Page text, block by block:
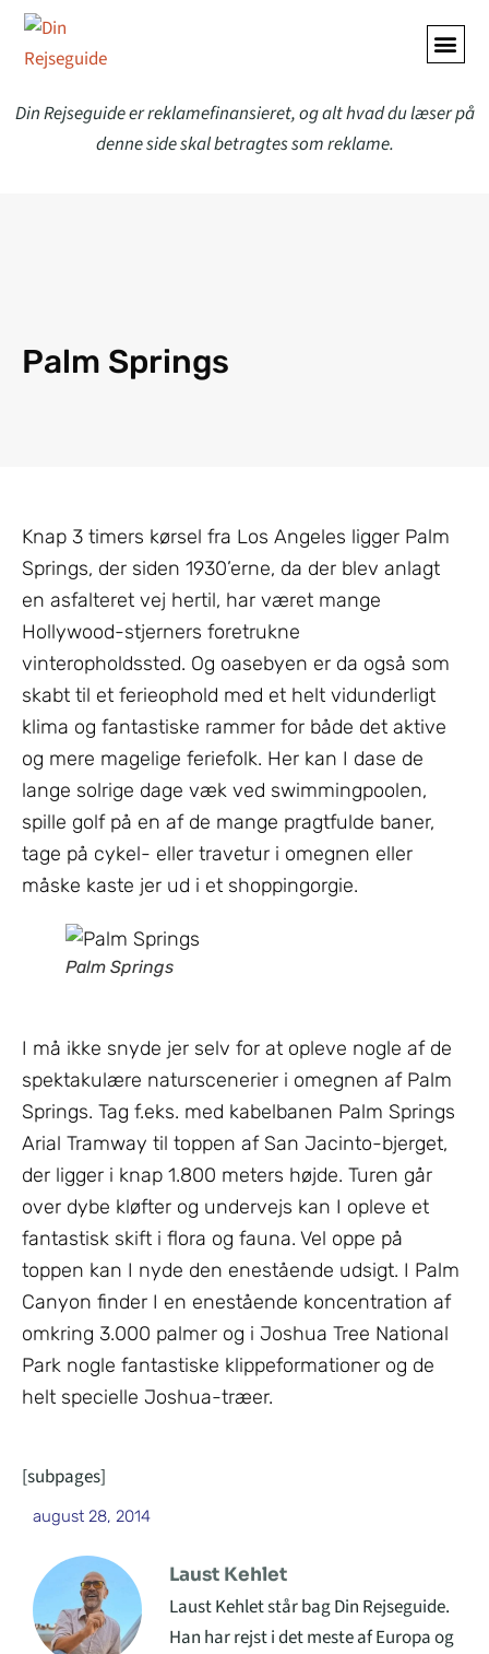
Din Rejseguide er reklamefinansieret, og alt hvad du læser på
denne side skal betragtes som reklame.
Palm Springs
Knap 3 timers kørsel fra Los Angeles ligger Palm
Springs, der siden 1930’erne, da der blev anlagt
en asfalteret vej hertil, har været mange
Hollywood-stjerners foretrukne
vinteropholdssted. Og oasebyen er da også som
skabt til et ferieophold med et helt vidunderligt
klima og fantastiske rammer for både det aktive
og mere magelige feriefolk. Her kan I dase de
lange solrige dage væk ved swimmingpoolen,
spille golf på en af de mange pragtfulde baner,
tage på cykel- eller travetur i omegnen eller
måske kaste jer ud i et shoppingorgie.
Palm Springs
I må ikke snyde jer selv for at opleve nogle af de
spektakulære naturscenerier i omegnen af Palm
Springs. Tag f.eks. med kabelbanen Palm Springs
Arial Tramway til toppen af San Jacinto-bjerget,
der ligger i knap 1.800 meters højde. Turen går
over dybe kløfter og undervejs kan I opleve et
fantastisk skift i flora og fauna. Vel oppe på
toppen kan I nyde den enestående udsigt. I Palm
Canyon finder I en enestående koncentration af
omkring 3.000 palmer og i Joshua Tree National
Park nogle fantastiske klippeformationer og de
helt specielle Joshua-træer.
[subpages]
august 28, 2014
Laust Kehlet
Laust Kehlet står bag Din Rejseguide.
Han har rejst i det meste af Europa og